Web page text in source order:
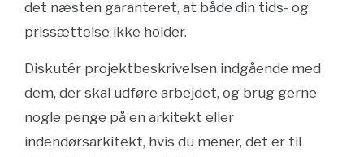
det næsten garanteret, at både din tids- og
prissættelse ikke holder.
Diskutér projektbeskrivelsen indgående med
dem, der skal udføre arbejdet, og brug gerne
nogle penge på en arkitekt eller
indendørsarkitekt, hvis du mener, det er til